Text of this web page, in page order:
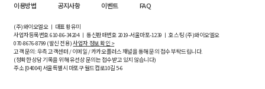
이용방법
공지사항 이벤트 FAQ
(주)와이오엘오 ㅣ 대표 황유미
사업자등록번호610-86-34204ㅣ 통신판매번호 2019-서울마포-1239 ㅣ 호스팅 (주)와이오엘오
070-8676-8799 (발신 전용)사업자 정보 확인 >
고객 문의: 우측 고객센터 / 이메일 / 카카오플러스 채널을 통해 문의 접수 부탁드립니다.
(정확한 상담 기록을 위해 유선상 문의는 접수받고 있지 않습니다)
주소 [04004] 서울특별시 마포구 월드컵로10길5-6